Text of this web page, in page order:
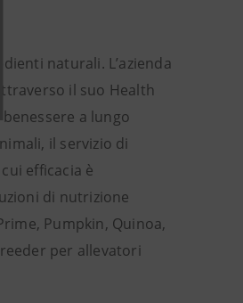
naturali. L’azienda
il suo Health
a lungo
il servizio di
efficacia è
di nutrizione
Pumpkin, Quinoa,
per allevatori